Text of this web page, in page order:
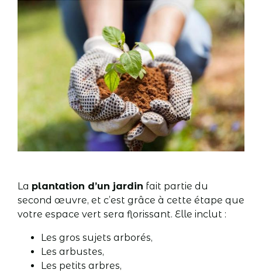
La plantation d’un jardin fait partie du
second œuvre, et c’est grâce à cette étape que
votre espace vert sera florissant. Elle inclut :
Les gros sujets arborés,
Les arbustes,
Les petits arbres,